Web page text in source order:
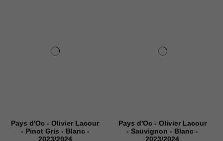
- Olivier Lacour
Gris - Blanc -
Pays d'Oc - Olivier Lacour
- Sauvignon - Blanc -
Pays
-